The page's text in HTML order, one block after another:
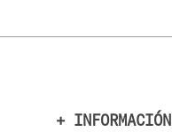
+ INFORMACIÓN